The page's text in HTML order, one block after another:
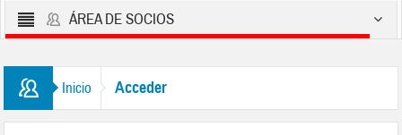
ÁREA DE SOCIOS
Inicio Acceder